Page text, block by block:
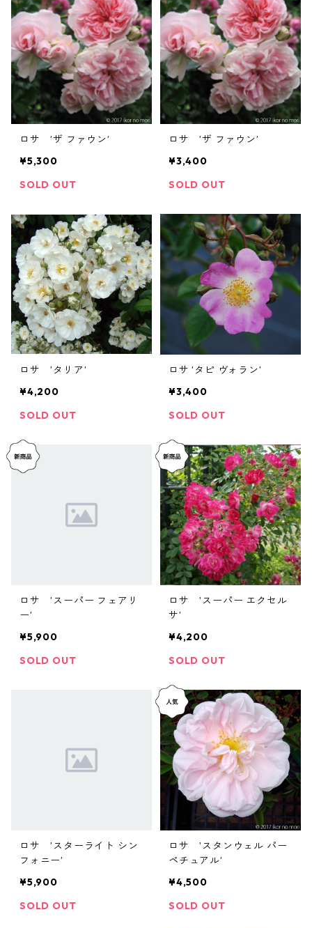
ロサ ’ザ ファウン’
¥5,300
SOLD OUT
ロサ ’ザ ファウン’
¥3,400
SOLD OUT
ロサ ’タリア’
¥4,200
SOLD OUT
ロサ ’タピ ヴォラン’
¥3,400
SOLD OUT
ロサ ’スーパー フェアリ
ー’
¥5,900
SOLD OUT
ロサ ’スーパー エクセル
サ’
¥4,200
SOLD OUT
ロサ ’スターライト シン
フォニー’
¥5,900
SOLD OUT
ロサ ’スタンウェル パー
ペチュアル’
¥4,500
SOLD OUT